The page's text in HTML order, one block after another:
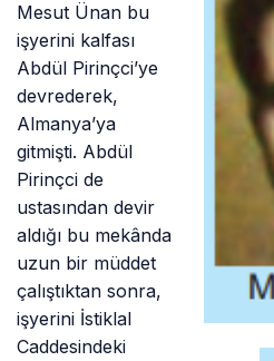
Mesut Ünan bu
işyerini kalfası
Abdül Pirinçci’ye
devrederek,
Almanya’ya
gitmişti. Abdül
Pirinçci de
ustasından devir
aldığı bu mekânda
uzun bir müddet
çalıştıktan sonra,
işyerini İstiklal
Caddesindeki